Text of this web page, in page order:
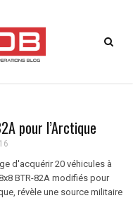
pour l’Arctique
d'acquérir 20 véhicules à
BTR-82A modifiés pour
révèle une source militaire